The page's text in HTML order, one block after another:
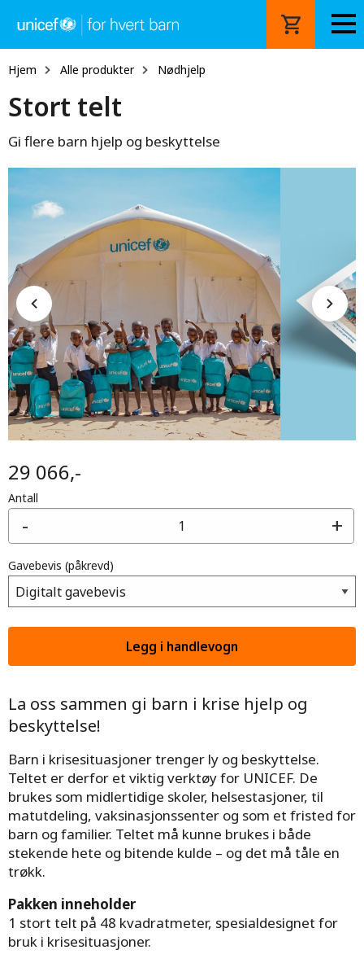
hovedinnhold
Hjem Alle produkter Nødhjelp
Stort telt
Gi flere barn hjelp og beskyttelse
29 066,-
Antall
+
-
Gavebevis (påkrevd)
La oss sammen gi barn i krise hjelp og
beskyttelse!
Barn i krisesituasjoner trenger ly og beskyttelse.
Teltet er derfor et viktig verktøy for UNICEF. De
brukes som midlertidige skoler, helsestasjoner, til
matutdeling, vaksinasjonssenter og som et fristed for
barn og familier. Teltet må kunne brukes i både
stekende hete og bitende kulde – og det må tåle en
trøkk.
Pakken inneholder
1 stort telt på 48 kvadratmeter, spesialdesignet for
bruk i krisesituasjoner.